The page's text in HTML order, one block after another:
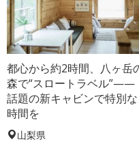
都心から約2時間、八ヶ岳
森で“スロートラベル”——
話題の新キャビンで特別な
時間を
山梨県